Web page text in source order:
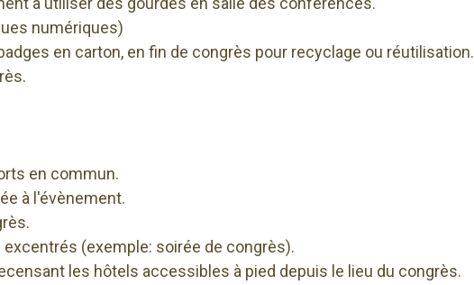
numériques)
en carton, en fin de congrès pour recyclage ou réutilisation.
en commun.
à l'évènement.
(exemple: soirée de congrès).
les hôtels accessibles à pied depuis le lieu du congrès.